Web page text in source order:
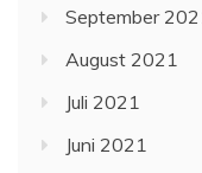
September
August 2021
Juli 2021
Juni 2021